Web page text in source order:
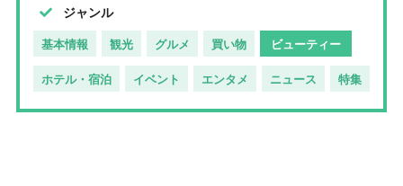
ジャンル
基本情報 観光 グルメ 買い物 ビューティー
ホテル・宿泊 イベント エンタメ ニュース 特集